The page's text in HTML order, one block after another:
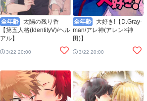
全年齢
【第五人格(IdentityⅤ)/ヘル
アル】
3/22 20:00
全年齢
man/アレ神(アレン×神
田)】
3/22 20:00